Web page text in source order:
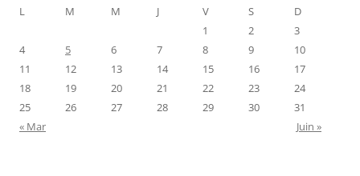
L
M M J V S
D
1
2
3
4
5 6 7 8 9
10
11
12 13 14 15 16
17
18
19 20 21 22 23
24
25
26 27 28 29 30
31
« Mar
Juin »